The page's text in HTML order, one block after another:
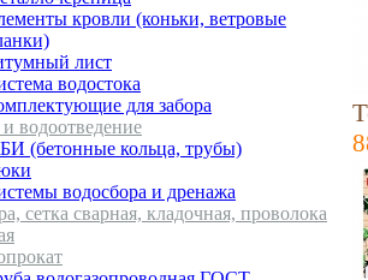
кровли (коньки, ветровые
лист
водостока
для забора
водоотведение
(бетонные кольца, трубы)
водосбора и дренажа
сетка сварная, кладочная, проволока